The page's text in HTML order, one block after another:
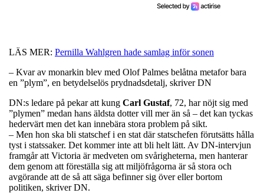
LÄS MER: Pernilla Wahlgren hade samlag inför sonen
– Kvar av monarkin blev med Olof Palmes belåtna metafor bara
en ”plym”, en betydelselös prydnadsdetalj, skriver DN
DN:s ledare på pekar att kung Carl Gustaf, 72, har nöjt sig med
”plymen” medan hans äldsta dotter vill mer än så – det kan tyckas
hedervärt men det kan innebära stora problem på sikt.
– Men hon ska bli statschef i en stat där statschefen förutsätts hålla
tyst i statssaker. Det kommer inte att bli helt lätt. Av DN-intervjun
framgår att Victoria är medveten om svårigheterna, men hanterar
dem genom att föreställa sig att miljöfrågorna är så stora och
avgörande att de så att säga befinner sig över eller bortom
politiken, skriver DN.